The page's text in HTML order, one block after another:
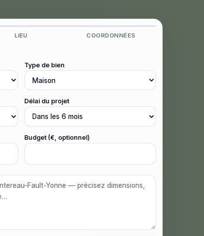
LIEU COORDONNÉES
Type de bien
Délai du projet
Budget (€, optionnel)